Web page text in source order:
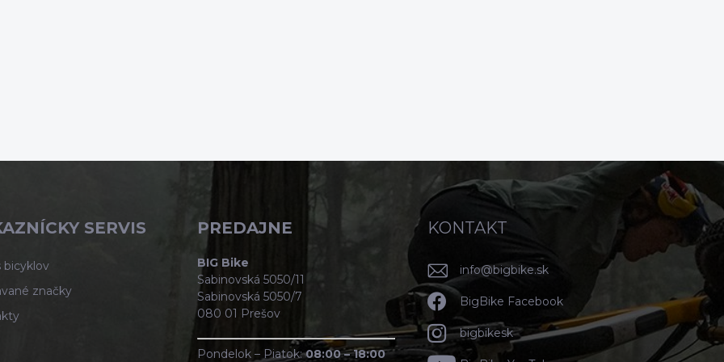
SERVIS
bicyklov
značky
PREDAJNE
BIG Bike
Sabinovská 5050/11
Sabinovská 5050/7
080 01 Prešov
Pondelok – Piatok:08:00 – 18:00
KONTAKT
info@bigbike.sk
BigBike Facebook
bigbikesk